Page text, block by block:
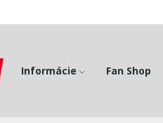
Informácie Fan Shop